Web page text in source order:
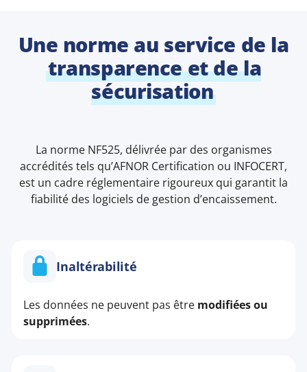
Une norme au service de la
transparence et de la
sécurisation
La norme NF525, délivrée par des organismes
accrédités tels qu’AFNOR Certification ou INFOCERT,
est un cadre réglementaire rigoureux qui garantit la
fiabilité des logiciels de gestion d’encaissement.
Inaltérabilité
Les données ne peuvent pas être modifiées ou
supprimées.